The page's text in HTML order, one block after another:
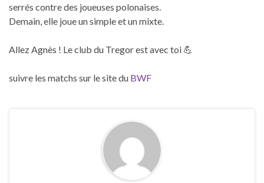
serrés contre des joueuses polonaises.
Demain, elle joue un simple et un mixte.
Allez Agnès ! Le club du Tregor est avec toi 💪
suivre les matchs sur le site du BWF